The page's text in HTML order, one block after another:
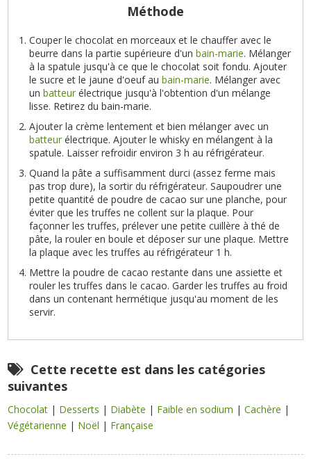
Méthode
Couper le chocolat en morceaux et le chauffer avec le
beurre dans la partie supérieure d'unbain-marie. Mélanger
à la spatule jusqu'à ce que le chocolat soit fondu. Ajouter
le sucre et le jaune d'oeuf aubain-marie. Mélanger avec
unbatteur électrique jusqu'à l'obtention d'un mélange
lisse. Retirez du bain-marie.
Ajouter la crème lentement et bien mélanger avec un
batteur électrique. Ajouter le whisky en mélangent à la
spatule. Laisser refroidir environ 3 h au réfrigérateur.
Quand la pâte a suffisamment durci (assez ferme mais
pas trop dure), la sortir du réfrigérateur. Saupoudrer une
petite quantité de poudre de cacao sur une planche, pour
éviter que les truffes ne collent sur la plaque. Pour
façonner les truffes, prélever une petite cuillère à thé de
pâte, la rouler en boule et déposer sur une plaque. Mettre
la plaque avec les truffes au réfrigérateur 1 h.
Mettre la poudre de cacao restante dans une assiette et
rouler les truffes dans le cacao. Garder les truffes au froid
dans un contenant hermétique jusqu'au moment de les
servir.
Cette recette est dans les catégories
suivantes
Chocolat | Desserts | Diabète | Faible en sodium |Cachère |
Végétarienne | Noël | Française